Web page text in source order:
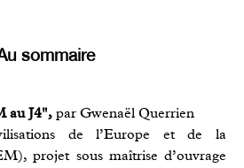
sommaire
au J4", par Gwenaël Querrien
de l’Europe et de la
projet sous maîtrise d’ouvrage